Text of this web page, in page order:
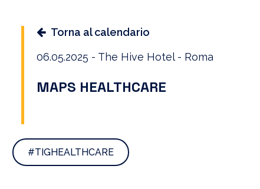
Torna al calendario
06.05.2025 - The Hive Hotel - Roma
MAPS HEALTHCARE
#TIGHEALTHCARE